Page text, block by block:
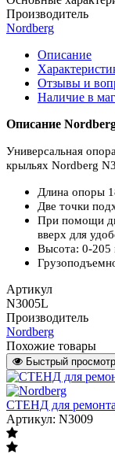
Производитель
Nordberg
Описание
Отзывы и
Наличие в
Описание
Универсальная
крыльях Nordberg
Длина опоры
Две точки
При помощи
вверх для
Высота: 0-205
Артикул
N3005L
Производитель
Nordberg
Похожие товары
Быстрый просмотр
СТЕНД для ремонта
Артикул: N3009